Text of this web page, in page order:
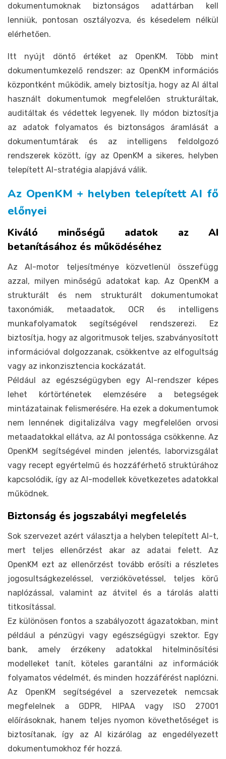
dokumentumoknak biztonságos adattárban kell
lenniük, pontosan osztályozva, és késedelem nélkül
elérhetően.
Itt nyújt döntő értéket az OpenKM. Több mint
dokumentumkezelő rendszer: az OpenKM információs
központként működik, amely biztosítja, hogy az AI által
használt dokumentumok megfelelően strukturáltak,
auditáltak és védettek legyenek. Ily módon biztosítja
az adatok folyamatos és biztonságos áramlását a
dokumentumtárak és az intelligens feldolgozó
rendszerek között, így az OpenKM a sikeres, helyben
telepített AI-stratégia alapjává válik.
Az OpenKM + helyben telepített AI fő
előnyei
Kiváló minőségű adatok az AI
betanításához és működéséhez
Az AI-motor teljesítménye közvetlenül összefügg
azzal, milyen minőségű adatokat kap. Az OpenKM a
strukturált és nem strukturált dokumentumokat
taxonómiák, metaadatok, OCR és intelligens
munkafolyamatok segítségével rendszerezi. Ez
biztosítja, hogy az algoritmusok teljes, szabványosított
információval dolgozzanak, csökkentve az elfogultság
vagy az inkonzisztencia kockázatát.
Például az egészségügyben egy AI-rendszer képes
lehet kórtörténetek elemzésére a betegségek
mintázatainak felismerésére. Ha ezek a dokumentumok
nem lennének digitalizálva vagy megfelelően orvosi
metaadatokkal ellátva, az AI pontossága csökkenne. Az
OpenKM segítségével minden jelentés, laborvizsgálat
vagy recept egyértelmű és hozzáférhető struktúrához
kapcsolódik, így az AI-modellek következetes adatokkal
működnek.
Biztonság és jogszabályi megfelelés
Sok szervezet azért választja a helyben telepített AI-t,
mert teljes ellenőrzést akar az adatai felett. Az
OpenKM ezt az ellenőrzést tovább erősíti a részletes
jogosultságkezeléssel, verziókövetéssel, teljes körű
naplózással, valamint az átvitel és a tárolás alatti
titkosítással.
Ez különösen fontos a szabályozott ágazatokban, mint
például a pénzügyi vagy egészségügyi szektor. Egy
bank, amely érzékeny adatokkal hitelminősítési
modelleket tanít, köteles garantálni az információk
folyamatos védelmét, és minden hozzáférést naplózni.
Az OpenKM segítségével a szervezetek nemcsak
megfelelnek a GDPR, HIPAA vagy ISO 27001
előírásoknak, hanem teljes nyomon követhetőséget is
biztosítanak, így az AI kizárólag az engedélyezett
dokumentumokhoz fér hozzá.